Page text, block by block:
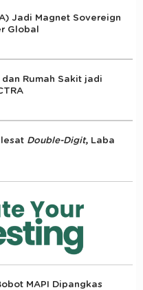
Jadi Magnet Sovereign
Global
Rumah Sakit jadi
Double-Digit, Laba
MAPI Dipangkas